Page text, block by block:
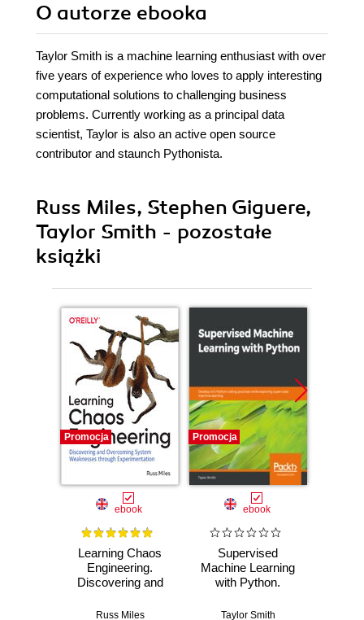
O autorze ebooka
Taylor Smith is a machine learning enthusiast with over
five years of experience who loves to apply interesting
computational solutions to challenging business
problems. Currently working as a principal data
scientist, Taylor is also an active open source
contributor and staunch Pythonista.
Russ Miles, Stephen Giguere,
Taylor Smith - pozostałe
książki
Promocja
ebook
Learning Chaos
Engineering.
Discovering and
System
Russ Miles
Promocja
ebook
Supervised
Machine Learning
with Python.
Python coding
Taylor Smith